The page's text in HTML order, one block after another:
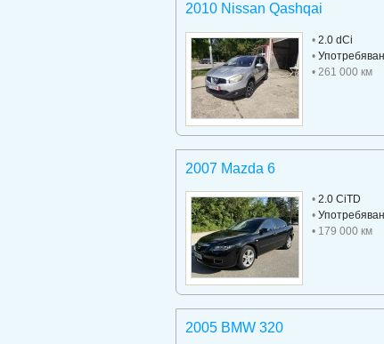
2010 Nissan Qashqai
• 2.0 dCi
• Употребяван
• 261 000 км
2007 Mazda 6
• 2.0 CiTD
• Употребяван
• 179 000 км
2005 BMW 320